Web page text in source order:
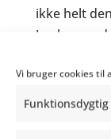
Vi bruger cookies til
Funktionsdygtig
ikke helt
Jeg har
optrådte
hvorfor og